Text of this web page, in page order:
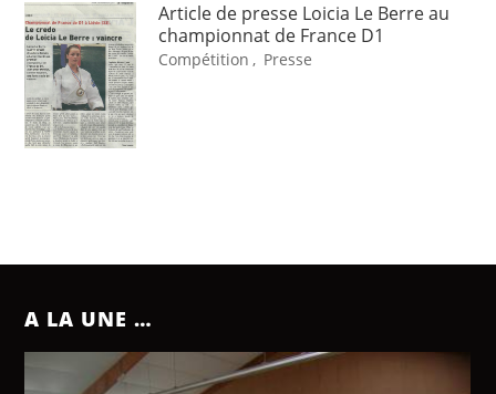
Article de presse Loicia Le Berre au
championnat de France D1
Compétition , Presse
A LA UNE …